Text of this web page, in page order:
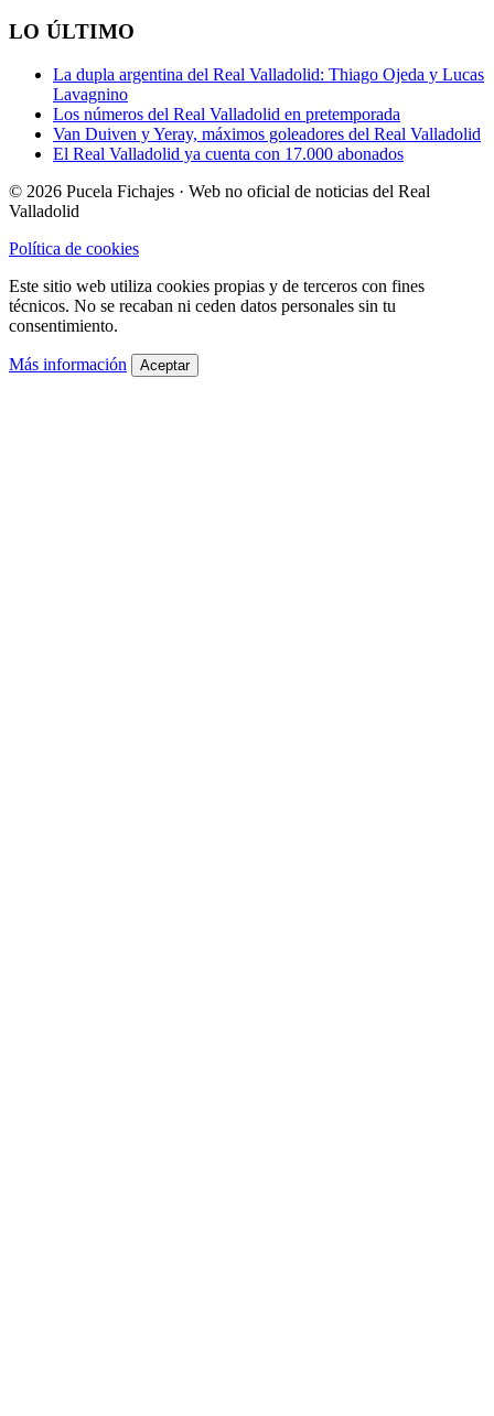
LO ÚLTIMO
La dupla argentina del Real Valladolid: Thiago Ojeda y Lucas
Lavagnino
Los números del Real Valladolid en pretemporada
Van Duiven y Yeray, máximos goleadores del Real Valladolid
El Real Valladolid ya cuenta con 17.000 abonados
© 2026 Pucela Fichajes · Web no oficial de noticias del Real
Valladolid
Política de cookies
Este sitio web utiliza cookies propias y de terceros con fines
técnicos. No se recaban ni ceden datos personales sin tu
consentimiento.
Más información Aceptar